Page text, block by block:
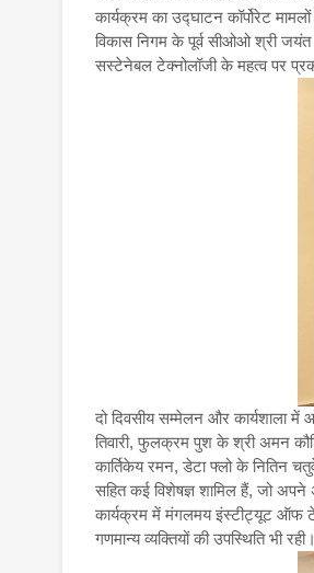
कार्यक्रम का उद्घाटन कॉर्पोरेट
विकास निगम के पूर्व सीओओ श्री
सस्टेनेबल टेक्नोलॉजी के महत्व पर
दो दिवसीय सम्मेलन और कार्यशाला
तिवारी, फुलक्रम पुश के श्री अमन
कार्तिकेय रमन, डेटा फ्लो के नितिन
सहित कई विशेषज्ञ शामिल हैं, जो
कार्यक्रम में मंगलमय इंस्टीट्यूट ऑफ
गणमान्य व्यक्तियों की उपस्थिति भी रही।